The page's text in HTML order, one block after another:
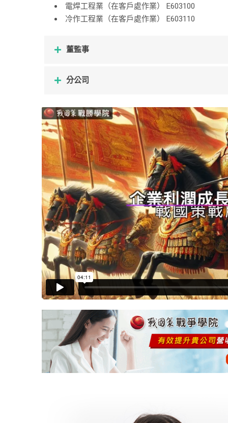
電焊工程業（在客戶處作業） E603100
冷作工程業（在客戶處作業） E603110
董監事
分公司